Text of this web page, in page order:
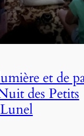
et de
des Petits